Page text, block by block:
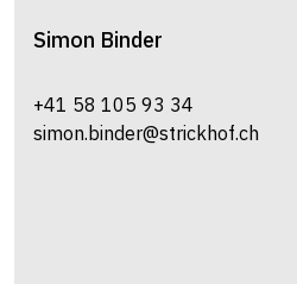
Simon Binder
+41 58 105 93 34
simon.binder@strickhof.ch